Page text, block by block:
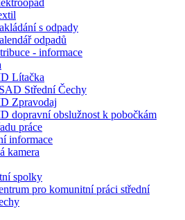
s odpady
odpadů
- informace
Lítačka
Střední Čechy
Zpravodaj
dopravní obslužnost k pobočkám
práce
informace
kamera
spolky
pro komunitní práci střední